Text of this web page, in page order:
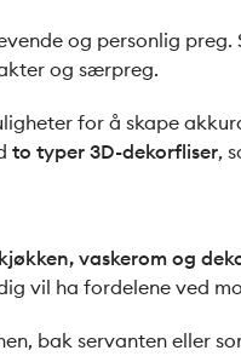
og personlig
og særpreg.
for å skape
to typer 3D-dekorfliser,
vaskerom og
vil ha fordelene ved
bak servanten eller